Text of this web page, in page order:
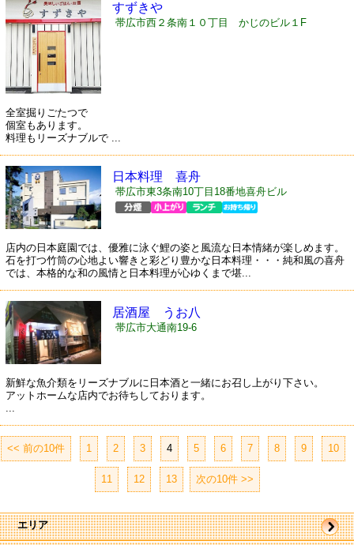
エリア
すずきや
帯広市西２条南１０丁目 かじのビル１F
全室掘りごたつで
個室もあります。
料理もリーズナブルで ...
日本料理 喜舟
帯広市東3条南10丁目18番地喜舟ビル
店内の日本庭園では、優雅に泳ぐ鯉の姿と風流な日本情緒が楽しめます。
石を打つ竹筒の心地よい響きと彩どり豊かな日本料理・・・純和風の喜舟
では、本格的な和の風情と日本料理が心ゆくまで堪...
居酒屋 うお八
帯広市大通南19-6
新鮮な魚介類をリーズナブルに日本酒と一緒にお召し上がり下さい。
アットホームな店内でお待ちしております。
...
<< 前の10件 | 1 | 2 | 3 | 4 | 5 | 6 | 7 | 8 | 9 | 10 |
11 | 12 | 13 次の10件 >>